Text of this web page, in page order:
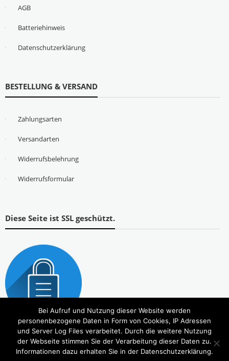
AGB
Batteriehinweis
Datenschutzerklärung
BESTELLUNG & VERSAND
Zahlungsarten
Versandarten
Widerrufsbelehrung
Widerrufsformular
Diese Seite ist SSL geschützt.
Bei Aufruf und Nutzung dieser Website werden
personenbezogene Daten in Form von Cookies, IP Adressen
und Server Log Files verarbeitet. Durch die weitere Nutzung
der Webseite stimmen Sie der Verarbeitung dieser Daten zu.
Informationen dazu erhalten Sie in der Datenschutzerklärung.